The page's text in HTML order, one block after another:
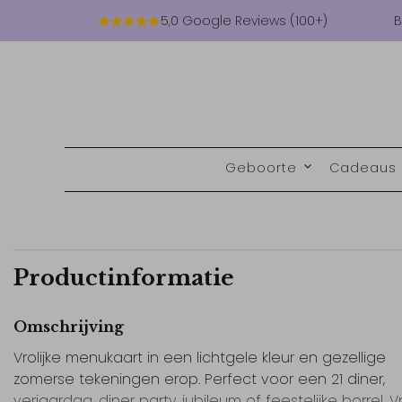
5,0 Google Reviews (100+)
Geboorte Cadeaus
Productinformatie
Omschrijving
Vrolijke menukaart in een lichtgele kleur en gezellige
zomerse tekeningen erop. Perfect voor een 21 diner,